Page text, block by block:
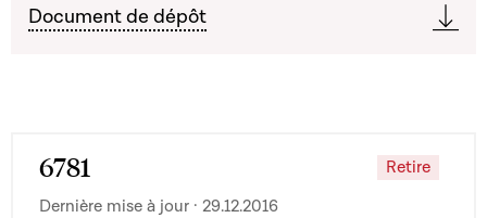
Document de dépôt
6781
Retire
Dernière mise à jour · 29.12.2016